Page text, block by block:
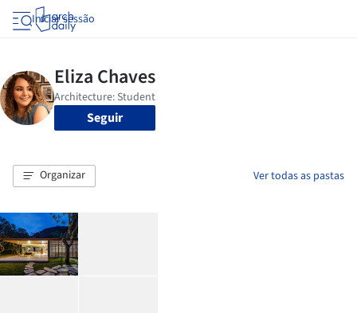
Iniciar sessão
Seguir
Organizar Ver todas as pastas